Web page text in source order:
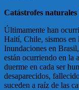
Catástrofes
Últimamente han
Haití, Chile, sismos en
Inundaciones en
están ocurriendo en la
duerme en cada ser
desaparecidos,
suceden a raíz de las